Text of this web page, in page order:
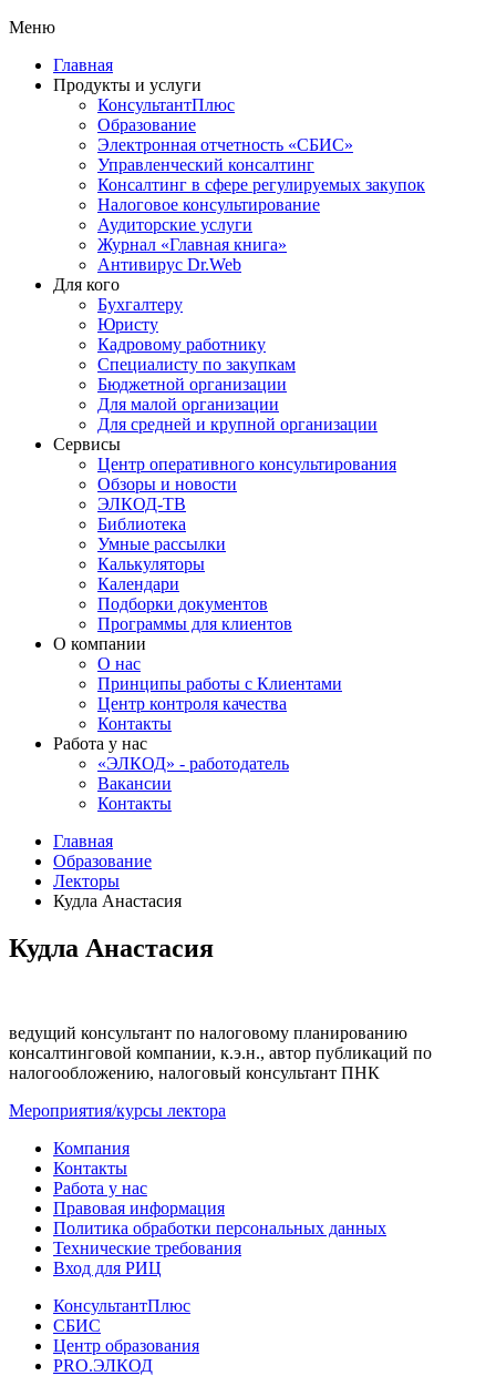
Меню
Главная
Продукты и услуги
КонсультантПлюс
Образование
Электронная отчетность «СБИС»
Управленческий консалтинг
Консалтинг в сфере регулируемых закупок
Налоговое консультирование
Аудиторские услуги
Журнал «Главная книга»
Антивирус Dr.Web
Для кого
Бухгалтеру
Юристу
Кадровому работнику
Специалисту по закупкам
Бюджетной организации
Для малой организации
Для средней и крупной организации
Сервисы
Центр оперативного консультирования
Обзоры и новости
ЭЛКОД-ТВ
Библиотека
Умные рассылки
Калькуляторы
Календари
Подборки документов
Программы для клиентов
О компании
О нас
Принципы работы с Клиентами
Центр контроля качества
Контакты
Работа у нас
«ЭЛКОД» - работодатель
Вакансии
Контакты
Главная
Образование
Лекторы
Кудла Анастасия
Кудла Анастасия
ведущий консультант по налоговому планированию
консалтинговой компании, к.э.н., автор публикаций по
налогообложению, налоговый консультант ПНК
Мероприятия/курсы лектора
Компания
Контакты
Работа у нас
Правовая информация
Политика обработки персональных данных
Технические требования
Вход для РИЦ
КонсультантПлюс
СБИС
Центр образования
PRO.ЭЛКОД